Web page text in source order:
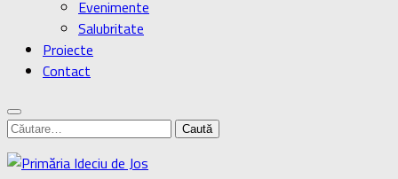
Evenimente
Salubritate
Proiecte
Contact
Caută
după: